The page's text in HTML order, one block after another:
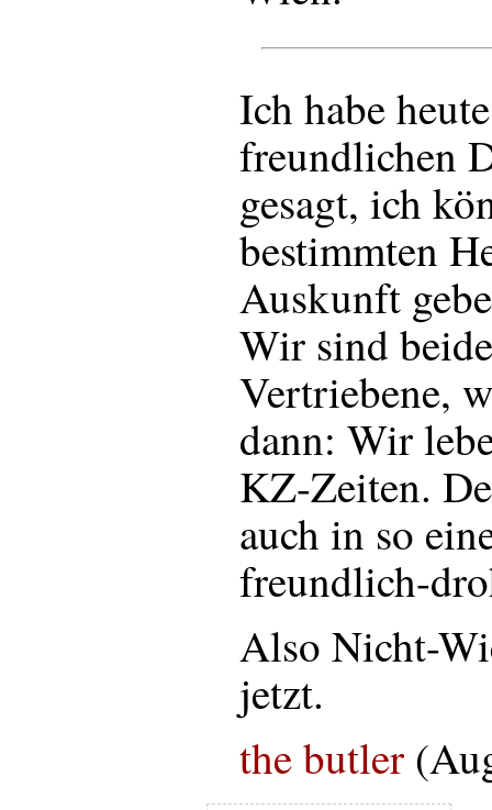
Ich habe
freundlichen
gesagt, ich
bestimmten
Auskunft
Wir sind
Vertriebene,
dann: Wir
KZ-Zeiten.
auch in so
freundlich-
Also Nicht-
jetzt.
the butler